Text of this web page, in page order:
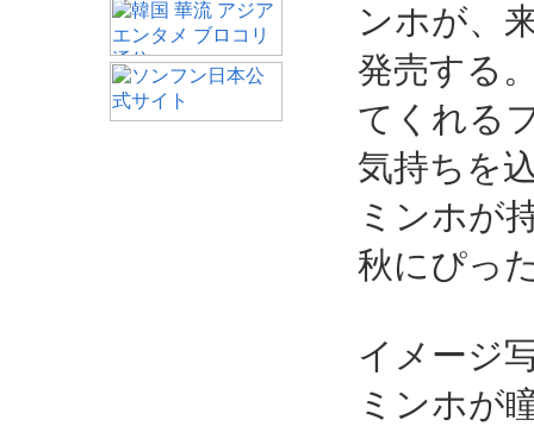
ンホが、
発売する
てくれる
気持ちを
ミンホが
秋にぴっ
イメージ
ミンホが